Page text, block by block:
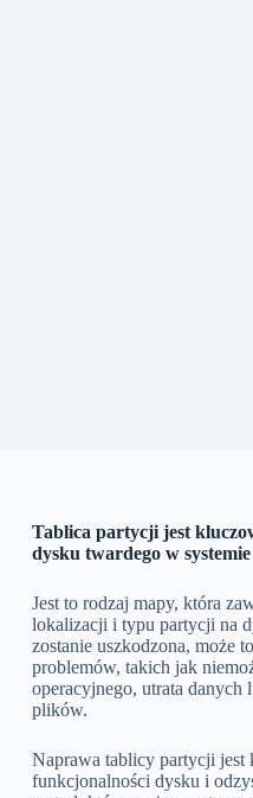
Tablica partycji jest
dysku twardego w
Jest to rodzaj mapy, która
lokalizacji i typu partycji na
zostanie uszkodzona, może
problemów, takich jak
operacyjnego, utrata danych
plików.
Naprawa tablicy partycji jest
funkcjonalności dysku i